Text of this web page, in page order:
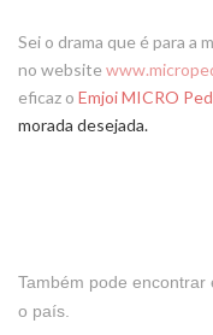
Sei o drama que é para a
no website
eficaz o Emjoi MICRO
morada desejada.
Também pode
o país.